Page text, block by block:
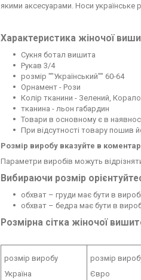
якими аксесуарами. Носи українське
Характеристика жіночої
Сукня ботал вишита
Рукав 3/4
розмір ""Український"" 60-64
Орнамент - Рози
Колір тканини - Зелений,
тканина - льон габардин
Товари в основному є в
При відсутності товару пошив
Розмір виробу вказуйте в
Параметри виробів можуть
Вибираючи розмір
обхват – груди має бути в
обхват – бедра має бути в
Розмірна сітка жіночої
розмір виробу
Україна
розмір
Євро